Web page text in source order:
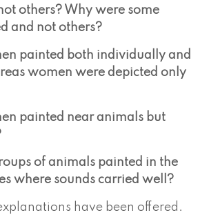
others? Why were some
and not others?
painted both individually and
women were depicted only
painted near animals but
of animals painted in the
where sounds carried well?
have been offered.